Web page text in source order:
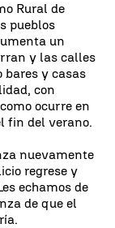
Rural de
pueblos
un
y las calles
bares y casas
con
ocurre en
fin del verano.
nuevamente
regrese y
echamos de
de que el